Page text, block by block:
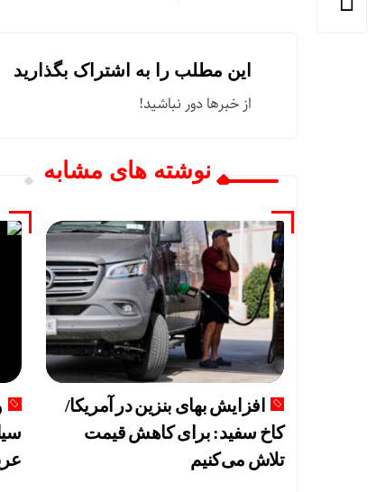
این مطلب را به اشتراک بگذارید
از خبرها دور نباشید!
نوشته های مشابه
افزایش بهای بنزین در آمریکا/
کاخ سفید: برای کاهش قیمت
تلاش می‌کنیم